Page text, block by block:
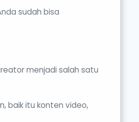
sudah bisa
menjadi salah satu
baik itu konten video,